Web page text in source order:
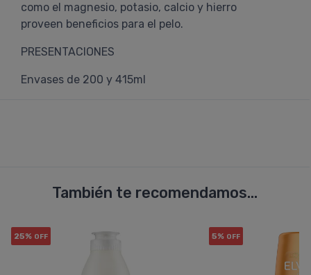
como el magnesio, potasio, calcio y hierro
proveen beneficios para el pelo.
PRESENTACIONES
Envases de 200 y 415ml
También te recomendamos...
25% OFF 5% OFF